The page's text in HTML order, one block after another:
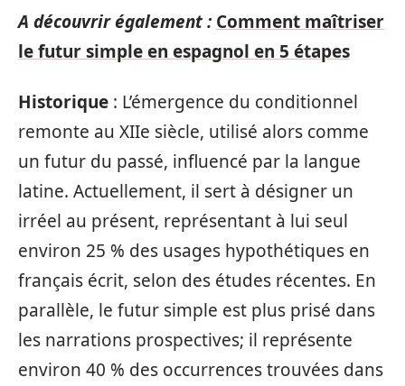
A découvrir également : Comment maîtriser
le futur simple en espagnol en 5 étapes
Historique : L’émergence du conditionnel
remonte au XIIe siècle, utilisé alors comme
un futur du passé, influencé par la langue
latine. Actuellement, il sert à désigner un
irréel au présent, représentant à lui seul
environ 25 % des usages hypothétiques en
français écrit, selon des études récentes. En
parallèle, le futur simple est plus prisé dans
les narrations prospectives; il représente
environ 40 % des occurrences trouvées dans